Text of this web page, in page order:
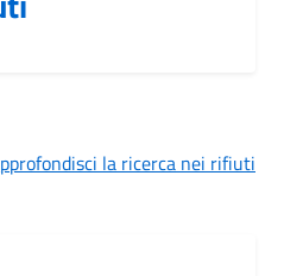
la ricerca nei rifiuti